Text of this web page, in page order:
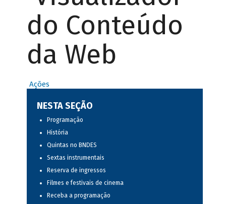
do Conteúdo
da Web
Ações
NESTA SEÇÃO
Programação
História
Quintas no BNDES
Sextas instrumentais
Reserva de ingressos
Filmes e festivais de cinema
Receba a programação